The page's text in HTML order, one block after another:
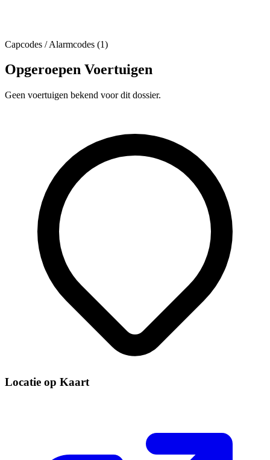
Capcodes / Alarmcodes (1)
Opgeroepen Voertuigen
Geen voertuigen bekend voor dit dossier.
Locatie op Kaart